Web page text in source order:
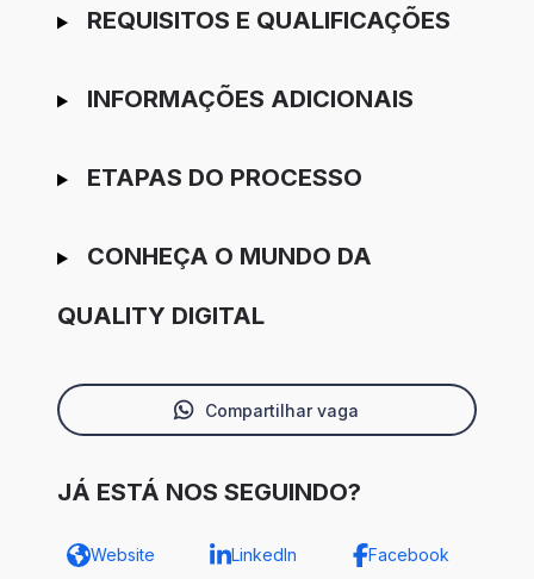
REQUISITOS E QUALIFICAÇÕES
INFORMAÇÕES ADICIONAIS
ETAPAS DO PROCESSO
CONHEÇA O MUNDO DA
QUALITY DIGITAL
Compartilhar vaga
JÁ ESTÁ NOS SEGUINDO?
Website LinkedIn Facebook